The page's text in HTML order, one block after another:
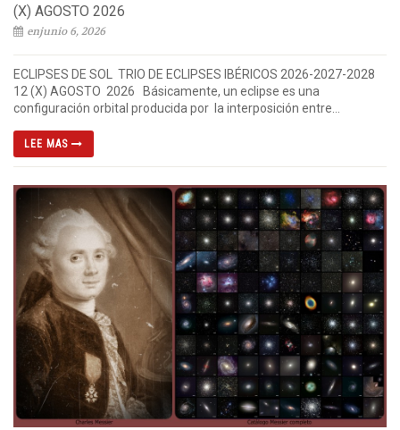
(X) AGOSTO 2026
enjunio 6, 2026
ECLIPSES DE SOL TRIO DE ECLIPSES IBÉRICOS 2026-2027-2028
12 (X) AGOSTO 2026 Básicamente, un eclipse es una
configuración orbital producida por la interposición entre...
LEE MAS